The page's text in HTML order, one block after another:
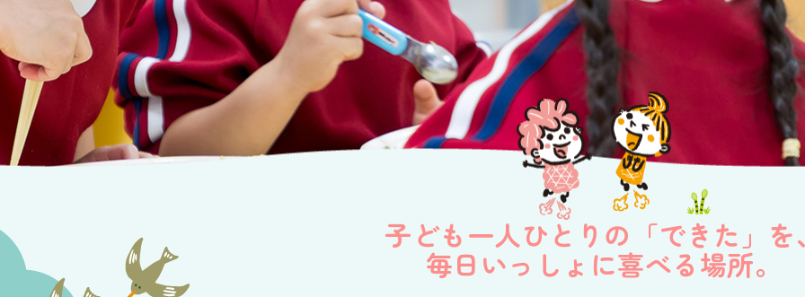
子ども一人ひとりの「できた」を
毎日いっしょに喜べる場所。